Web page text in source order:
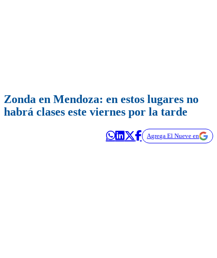
Zonda en Mendoza: en estos lugares no
habrá clases este viernes por la tarde
Agrega El Nueve en